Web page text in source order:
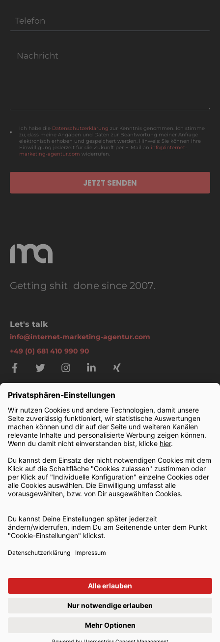
Ich habe die Datenschutzerklärung zur Kenntnis genommen. Ich stimme
zu, dass meine Angaben und Daten zur Beantwortung meiner Anfrage
elektronisch erhoben und gespeichert werden. Hinweis: Sie können Ihre
Einwilligung jederzeit für die Zukunft per E-Mail an info@internet-
marketing-agentur.com widerrufen.
JETZT SENDEN
Getting shit done since 2007.
Let's talk
info@internet-marketing-agentur.com
+49 (0) 681 410 990 90
Themen
SEO Agentur
Google Ads Agentur
Meta Ads Agentur
LinkedIn Ads Agentur
Content Marketing Agentur
Webdesign Agentur
Matomo Agentur
Social Recruiting 🚀
66115 Saarbrücken
Impressum · Cookie-Einstellungen